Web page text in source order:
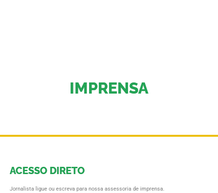
IMPRENSA
ACESSO DIRETO
Jornalista ligue ou escreva para nossa assessoria de imprensa.